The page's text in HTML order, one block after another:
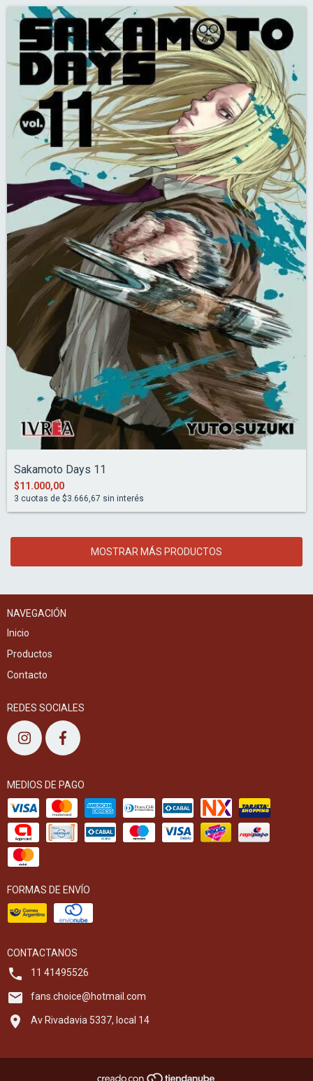
Sakamoto Days 11
$11.000,00
3 cuotas de $3.666,67 sin interés
MOSTRAR MÁS PRODUCTOS
NAVEGACIÓN
Inicio
Productos
Contacto
REDES SOCIALES
MEDIOS DE PAGO
FORMAS DE ENVÍO
CONTACTANOS
11 41495526
fans.choice@hotmail.com
Av Rivadavia 5337, local 14